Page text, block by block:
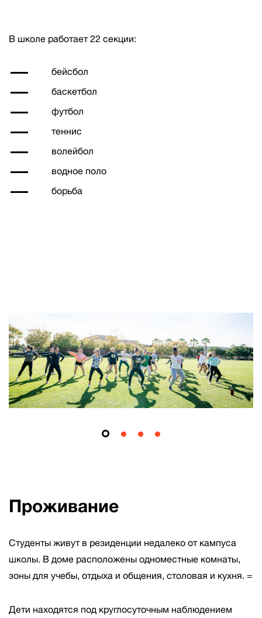
В школе работает 22 секции:
бейсбол
баскетбол
футбол
теннис
волейбол
водное поло
борьба
Проживание
Студенты живут в резиденции недалеко от кампуса
школы. В доме расположены одноместные комнаты,
зоны для учебы, отдыха и общения, столовая и кухня. =
Дети находятся под круглосуточным наблюдением